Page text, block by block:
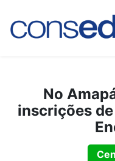
No
inscrições